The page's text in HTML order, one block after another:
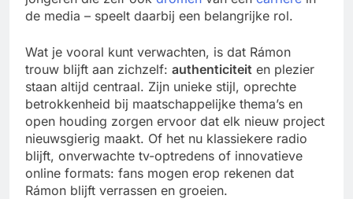
de media – speelt daarbij een belangrijke rol.
Wat je vooral kunt verwachten, is dat Rámon
trouw blijft aan zichzelf: authenticiteit en plezier
staan altijd centraal. Zijn unieke stijl, oprechte
betrokkenheid bij maatschappelijke thema’s en
open houding zorgen ervoor dat elk nieuw project
nieuwsgierig maakt. Of het nu klassiekere radio
blijft, onverwachte tv-optredens of innovatieve
online formats: fans mogen erop rekenen dat
Rámon blijft verrassen en groeien.